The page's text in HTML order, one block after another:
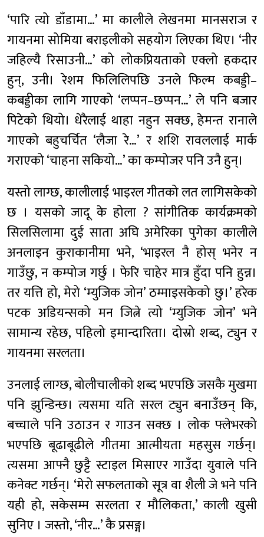
‘पारि त्यो डाँडामा…’ मा कालीले लेखनमा मानसराज र
गायनमा सोमिया बराइलीको सहयोग लिएका थिए। ‘नीर
जहिल्यै रिसाउनी…’ को लोकप्रियताको एक्लो हकदार
हुन्, उनी। रेशम फिलिलिपछि उनले फिल्म कबड्डी–
कबड्डीका लागि गाएको ‘लप्पन–छप्पन…’ ले पनि बजार
पिटेको थियो। धेरैलाई थाहा नहुन सक्छ, हेमन्त रानाले
गाएको बहुचर्चित ‘लैजा रे…’ र शशि रावललाई मार्क
गराएको ‘चाहना सकियो…’ का कम्पोजर पनि उनै हुन्।
यस्तो लाग्छ, कालीलाई भाइरल गीतको लत लागिसकेको
छ । यसको जादू के होला ? सांगीतिक कार्यक्रमको
सिलसिलामा दुई साता अघि अमेरिका पुगेका कालीले
अनलाइन कुराकानीमा भने, ‘भाइरल नै होस् भनेर न
गाउँछु, न कम्पोज गर्छु । फेरि चाहेर मात्र हुँदा पनि हुन्न।
तर यत्ति हो, मेरो ‘म्युजिक जोन’ ठम्माइसकेको छु।’ हरेक
पटक अडियन्सको मन जित्ने त्यो ‘म्युजिक जोन’ भने
सामान्य रहेछ, पहिलो इमान्दारिता। दोस्रो शब्द, ट्युन र
गायनमा सरलता।
उनलाई लाग्छ, बोलीचालीको शब्द भएपछि जसकै मुखमा
पनि झुन्डिन्छ। त्यसमा यति सरल ट्युन बनाउँछन् कि,
बच्चाले पनि उठाउन र गाउन सक्छ । लोक फ्लेभरको
भएपछि बूढाबूढीले गीतमा आत्मीयता महसुस गर्छन्।
त्यसमा आफ्नै छुट्टै स्टाइल मिसाएर गाउँदा युवाले पनि
कनेक्ट गर्छन्। ‘मेरो सफलताको सूत्र वा शैली जे भने पनि
यही हो, सकेसम्म सरलता र मौलिकता,’ काली खुसी
सुनिए । जस्तो, ‘नीर…’ कै प्रसङ्ग।